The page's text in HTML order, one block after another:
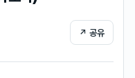
↗ 공유